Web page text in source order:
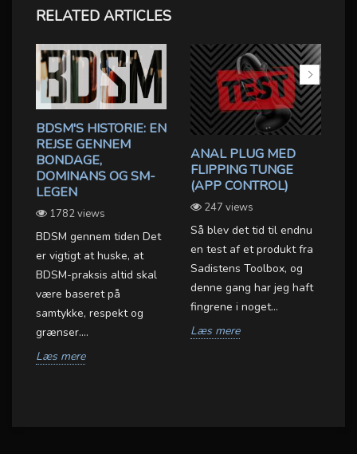
RELATED ARTICLES
BDSM'S HISTORIE: EN
REJSE GENNEM
BONDAGE,
DOMINANS OG SM-
LEGEN
1782 views
BDSM gennem tiden Det
er vigtigt at huske, at
BDSM-praksis altid skal
være baseret på
samtykke, respekt og
grænser....
Læs mere
ANAL PLUG MED
FLIPPING TUNGE
(APP CONTROL)
247 views
Så blev det tid til endnu
en test af et produkt fra
Sadistens Toolbox, og
denne gang har jeg haft
fingrene i noget...
Læs mere